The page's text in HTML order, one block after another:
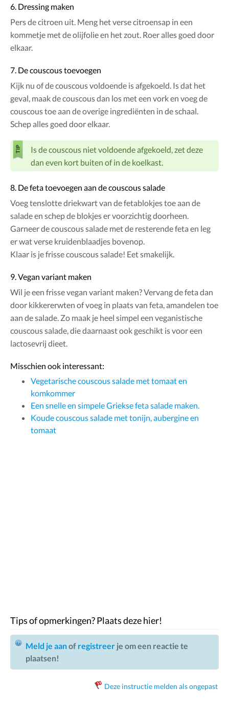
6. Dressing maken
Pers de citroen uit. Meng het verse citroensap in een
kommetje met de olijfolie en het zout. Roer alles goed door
elkaar.
7. De couscous toevoegen
Kijk nu of de couscous voldoende is afgekoeld. Is dat het
geval, maak de couscous dan los met een vork en voeg de
couscous toe aan de overige ingrediënten in de schaal.
Schep alles goed door elkaar.
Is de couscous niet voldoende afgekoeld, zet deze
dan even kort buiten of in de koelkast.
8. De feta toevoegen aan de couscous salade
Voeg tenslotte driekwart van de fetablokjes toe aan de
salade en schep de blokjes er voorzichtig doorheen.
Garneer de couscous salade met de resterende feta en leg
er wat verse kruidenblaadjes bovenop.
Klaar is je frisse couscous salade! Eet smakelijk.
9. Vegan variant maken
Wil je een frisse vegan variant maken? Vervang de feta dan
door kikkererwten of voeg in plaats van feta, amandelen toe
aan de salade. Zo maak je heel simpel een veganistische
couscous salade, die daarnaast ook geschikt is voor een
lactosevrij dieet.
Misschien ook interessant:
Vegetarische couscous salade met tomaat en
komkommer
Een snelle en simpele Griekse feta salade maken.
Koude couscous salade met tonijn, aubergine en
tomaat
Tips of opmerkingen? Plaats deze hier!
Meld je aanof registreer je om een reactie te
plaatsen!
Deze instructie melden als ongepast